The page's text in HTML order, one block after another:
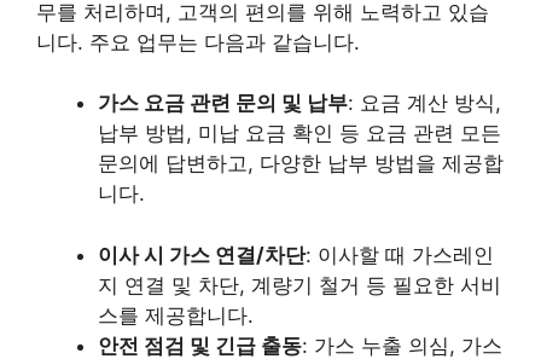
무를 처리하며, 고객의 편의를 위해 노력하고 있습
니다. 주요 업무는 다음과 같습니다.
가스 요금 관련 문의 및 납부: 요금 계산 방식,
납부 방법, 미납 요금 확인 등 요금 관련 모든
문의에 답변하고, 다양한 납부 방법을 제공합
니다.
이사 시 가스 연결/차단: 이사할 때 가스레인
지 연결 및 차단, 계량기 철거 등 필요한 서비
스를 제공합니다.
안전 점검 및 긴급 출동: 가스 누출 의심, 가스